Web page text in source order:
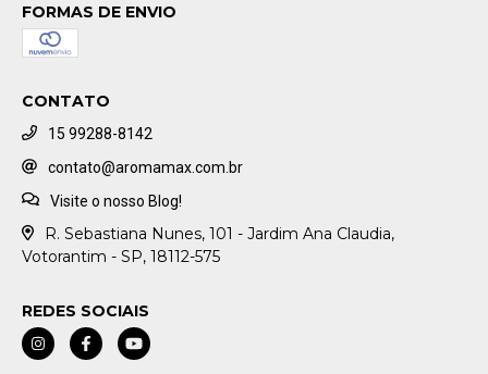
FORMAS DE ENVIO
CONTATO
15 99288-8142
contato@aromamax.com.br
Visite o nosso Blog!
R. Sebastiana Nunes, 101 - Jardim Ana Claudia,
Votorantim - SP, 18112-575
REDES SOCIAIS